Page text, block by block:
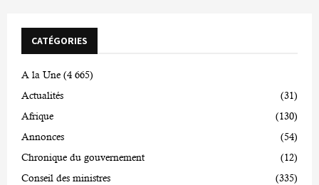
CATÉGORIES
A la Une (4 665)
Actualités
(31)
Afrique
(130)
Annonces
(54)
Chronique du gouvernement
(12)
Conseil des ministres
(335)